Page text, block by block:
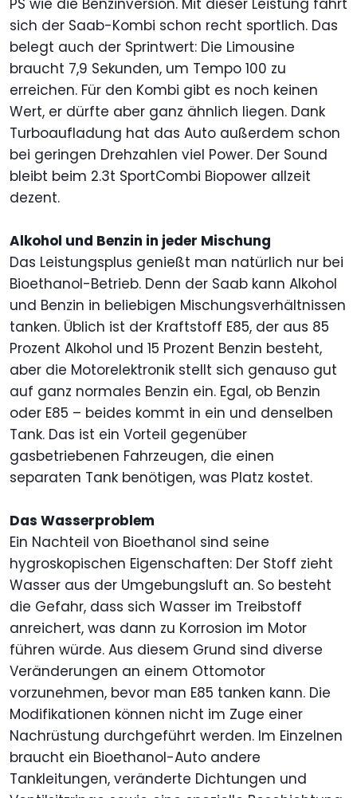
PS wie die Benzinversion. Mit dieser Leistung fährt
sich der Saab-Kombi schon recht sportlich. Das
belegt auch der Sprintwert: Die Limousine
braucht 7,9 Sekunden, um Tempo 100 zu
erreichen. Für den Kombi gibt es noch keinen
Wert, er dürfte aber ganz ähnlich liegen. Dank
Turboaufladung hat das Auto außerdem schon
bei geringen Drehzahlen viel Power. Der Sound
bleibt beim 2.3t SportCombi Biopower allzeit
dezent.
Alkohol und Benzin in jeder Mischung
Das Leistungsplus genießt man natürlich nur bei
Bioethanol-Betrieb. Denn der Saab kann Alkohol
und Benzin in beliebigen Mischungsverhältnissen
tanken. Üblich ist der Kraftstoff E85, der aus 85
Prozent Alkohol und 15 Prozent Benzin besteht,
aber die Motorelektronik stellt sich genauso gut
auf ganz normales Benzin ein. Egal, ob Benzin
oder E85 – beides kommt in ein und denselben
Tank. Das ist ein Vorteil gegenüber
gasbetriebenen Fahrzeugen, die einen
separaten Tank benötigen, was Platz kostet.
Das Wasserproblem
Ein Nachteil von Bioethanol sind seine
hygroskopischen Eigenschaften: Der Stoff zieht
Wasser aus der Umgebungsluft an. So besteht
die Gefahr, dass sich Wasser im Treibstoff
anreichert, was dann zu Korrosion im Motor
führen würde. Aus diesem Grund sind diverse
Veränderungen an einem Ottomotor
vorzunehmen, bevor man E85 tanken kann. Die
Modifikationen können nicht im Zuge einer
Nachrüstung durchgeführt werden. Im Einzelnen
braucht ein Bioethanol-Auto andere
Tankleitungen, veränderte Dichtungen und